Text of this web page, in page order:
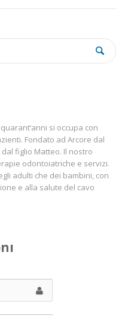
si occupa con
Fondato ad Arcore dal
figlio Matteo. Il nostro
odontoiatriche e servizi.
adulti che dei bambini, con
e alla salute del cavo